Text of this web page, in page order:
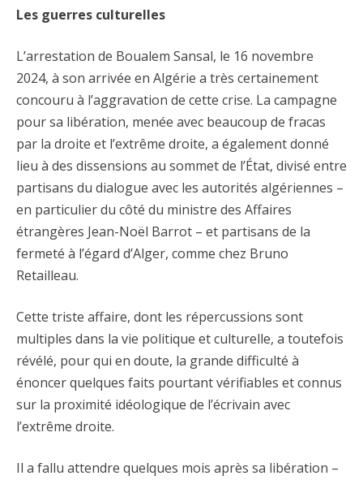
Les guerres culturelles
L’arrestation de Boualem Sansal, le 16 novembre
2024, à son arrivée en Algérie a très certainement
concouru à l’aggravation de cette crise. La campagne
pour sa libération, menée avec beaucoup de fracas
par la droite et l’extrême droite, a également donné
lieu à des dissensions au sommet de l’État, divisé entre
partisans du dialogue avec les autorités algériennes –
en particulier du côté du ministre des Affaires
étrangères Jean-Noël Barrot – et partisans de la
fermeté à l’égard d’Alger, comme chez Bruno
Retailleau.
Cette triste affaire, dont les répercussions sont
multiples dans la vie politique et culturelle, a toutefois
révélé, pour qui en doute, la grande difficulté à
énoncer quelques faits pourtant vérifiables et connus
sur la proximité idéologique de l’écrivain avec
l’extrême droite.
Il a fallu attendre quelques mois après sa libération –